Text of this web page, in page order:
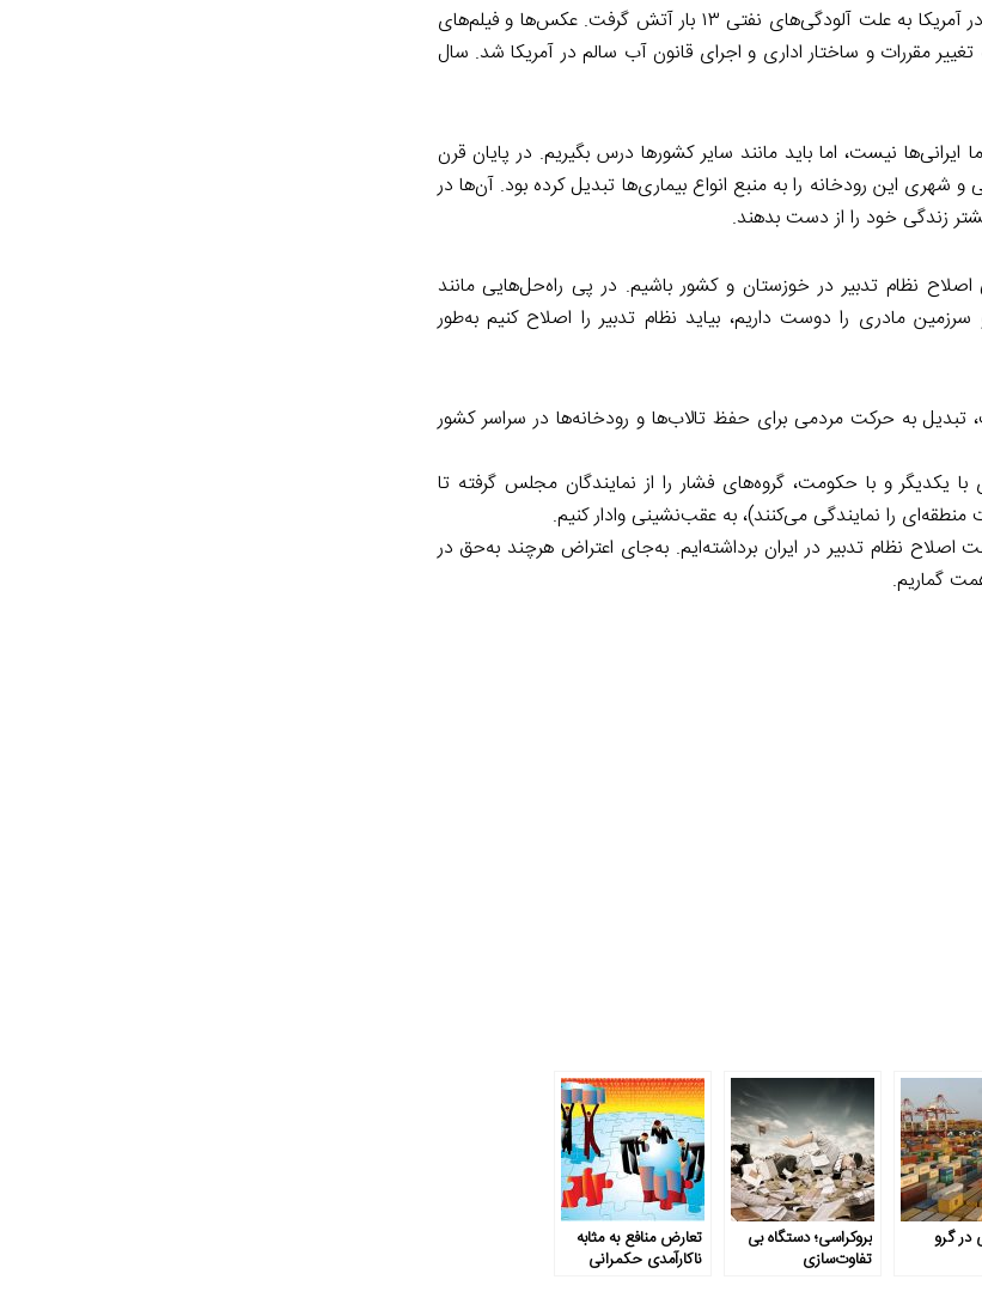
درهرحال، امید را نباید از دست داد. در سال ۱۹۶۹ رودخانه Cuyahoga River در آمریکا به علت آلودگی‌های نفتی ۱۳ بار آتش گرفت. عکس‌ها و فیلم‌های
مقررات و ساختار اداری و اجرای قانون آب سالم در آمریکا شد. سال
نیست، اما باید مانند سایر کشورها درس بگیریم. در پایان قرن
شهری این رودخانه را به منبع انواع بیماری‌ها تبدیل کرده بود. آن‌ها در
زندگی خود را از دست بدهند.
نظام تدبیر در خوزستان و کشور باشیم. در پی راه‌حل‌هایی مانند
مادری را دوست داریم، بیاید نظام تدبیر را اصلاح کنیم به‌طور
به حرکت مردمی برای حفظ تالاب‌ها و رودخانه‌ها در سراسر کشور
با یکدیگر و با حکومت، گروه‌های فشار را از نمایندگان مجلس گرفته تا
را نمایندگی می‌کنند)، به عقب‌نشینی وادار کنیم.
نظام تدبیر در ایران برداشته‌ایم. به‌جای اعتراض هرچند به‌حق در
گماریم.
در گرو
بروکراسی؛ دستگاه بی
تفاوت‌سازی
تعارض منافع به‌ مثابه
ناکارآمدی حکمرانی